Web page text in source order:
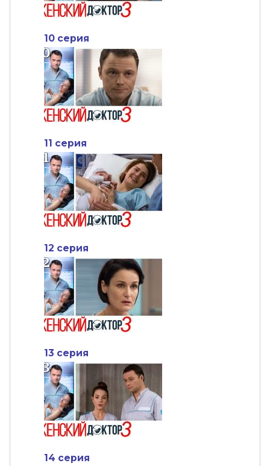
10 серия
11 серия
12 серия
13 серия
14 серия